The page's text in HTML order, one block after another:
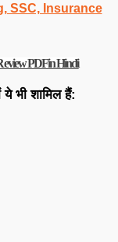
SSC, Insurance
PDF in Hindi
ये भी शामिल हैं: